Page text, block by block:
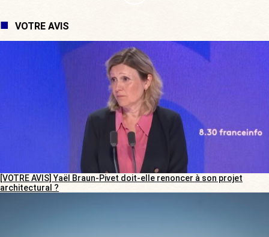
VOTRE AVIS
[VOTRE AVIS] Yaël Braun-Pivet doit-elle renoncer à son projet
architectural ?